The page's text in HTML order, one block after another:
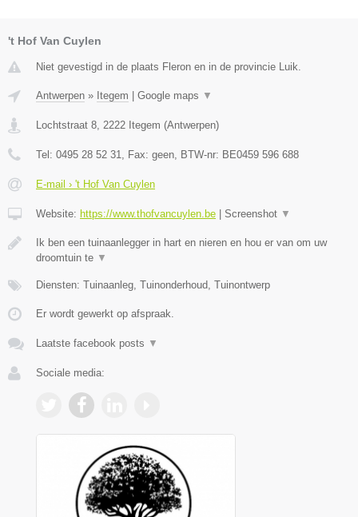
't Hof Van Cuylen
Niet gevestigd in de plaats Fleron en in de provincie Luik.
Antwerpen » Itegem Google maps ▼
Lochtstraat 8 2222 Itegem (Antwerpen)
Tel: 0495 28 52 31 , Fax: geen , BTW-nr: BE0459 596 688
E-mail › 't Hof Van Cuylen
Website: https://www.thofvancuylen.be Screenshot ▼
Ik ben een tuinaanlegger in hart en nieren en hou er van om uw
droomtuin te ▼
Diensten: Tuinaanleg, Tuinonderhoud, Tuinontwerp
Er wordt gewerkt op afspraak.
Laatste facebook posts ▼
Sociale media: